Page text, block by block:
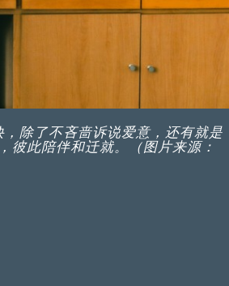
除了不吝啬诉说爱意，还有就是
彼此陪伴和迁就。（图片来源：